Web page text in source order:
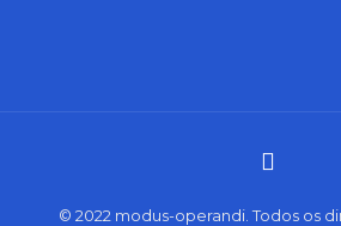
© 2022 modus-operandi. Todos os